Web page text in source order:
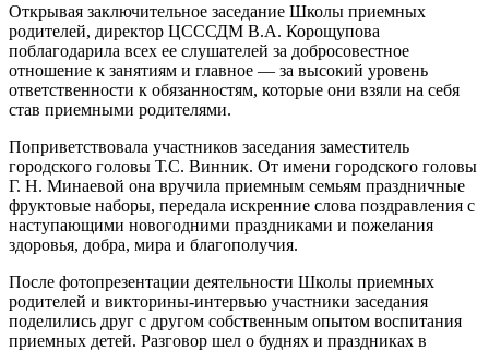
Открывая заключительное заседание Школы приемных
родителей, директор ЦСССДМ В.А. Корощупова
поблагодарила всех ее слушателей за добросовестное
отношение к занятиям и главное — за высокий уровень
ответственности к обязанностям, которые они взяли на себя
став приемными родителями.
Поприветствовала участников заседания заместитель
городского головы Т.С. Винник. От имени городского головы
Г. Н. Минаевой она вручила приемным семьям праздничные
фруктовые наборы, передала искренние слова поздравления с
наступающими новогодними праздниками и пожелания
здоровья, добра, мира и благополучия.
После фотопрезентации деятельности Школы приемных
родителей и викторины-интервью участники заседания
поделились друг с другом собственным опытом воспитания
приемных детей. Разговор шел о буднях и праздниках в